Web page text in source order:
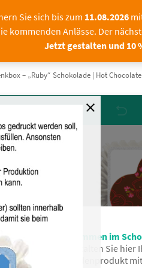
Sie sich bis zum 11.08.2026
kommenden Anlässe. Der
Jetzt gestalten und 10
Warenwert und bestellen Sie
FOTOPRALINEN
– „Ruby“ Schokolade | Hot
Willkommen im
Gestalten Sie
Schokoladenprodukt